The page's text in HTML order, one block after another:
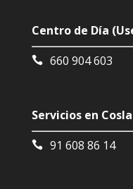
Centro de Día
660 904 603
Servicios en
91 608 86 14